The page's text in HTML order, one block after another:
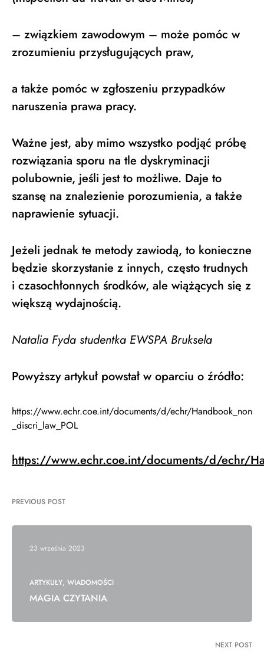
– związkiem zawodowym – może pomóc w
zrozumieniu przysługujących praw,
a także pomóc w zgłoszeniu przypadków
naruszenia prawa pracy.
Ważne jest, aby mimo wszystko podjąć próbę
rozwiązania sporu na tle dyskryminacji
polubownie, jeśli jest to możliwe. Daje to
szansę na znalezienie porozumienia, a także
naprawienie sytuacji.
Jeżeli jednak te metody zawiodą, to konieczne
będzie skorzystanie z innych, często trudnych
i czasochłonnych środków, ale wiążących się z
większą wydajnością.
Natalia Fyda studentka EWSPA Bruksela
Powyższy artykuł powstał w oparciu o źródło:
https://www.echr.coe.int/documents/d/echr/Handbook_non
_discri_law_POL
https://www.echr.coe.int/documents/d/echr/
PREVIOUS POST
23 września 2023
ARTYKUŁY WIADOMOŚCI
MAGIA CZYTANIA
NEXT POST